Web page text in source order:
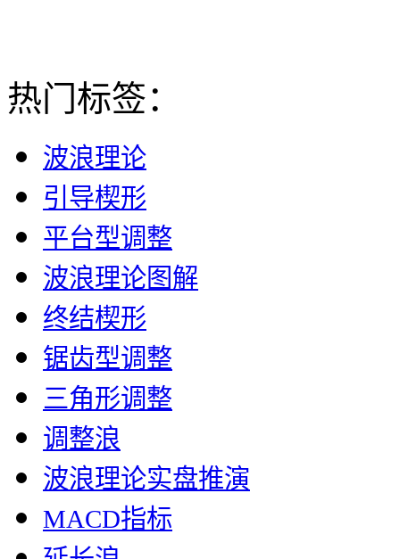
热门标签：
波浪理论
引导楔形
平台型调整
波浪理论图解
终结楔形
锯齿型调整
三角形调整
调整浪
波浪理论实盘推演
MACD指标